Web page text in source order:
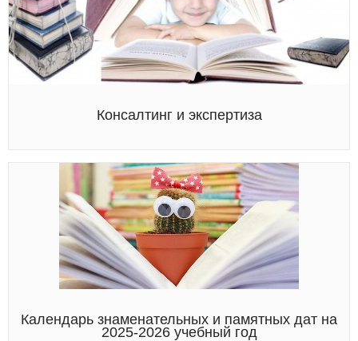
Консалтинг и экспертиза
Календарь знаменательных и памятных дат на
2025-2026 учебный год